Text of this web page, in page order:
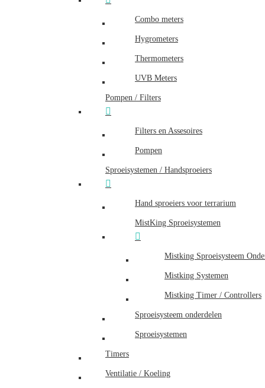
Combo meters
Hygrometers
Thermometers
UVB Meters
Pompen / Filters
Filters en Assesoires
Pompen
Sproeisystemen / Handsproeiers
Hand sproeiers voor terrarium
MistKing Sproeisystemen
Mistking Sproeisysteem
Mistking Systemen
Mistking Timer / Controllers
Sproeisysteem onderdelen
Sproeisystemen
Timers
Ventilatie / Koeling